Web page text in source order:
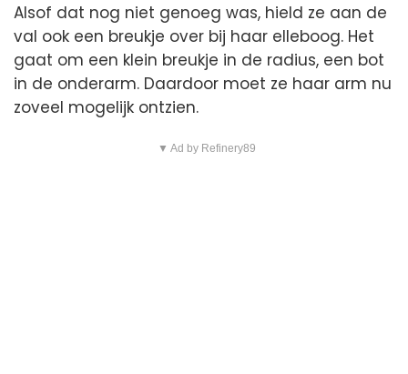
Alsof dat nog niet genoeg was, hield ze aan de
val ook een breukje over bij haar elleboog. Het
gaat om een klein breukje in de radius, een bot
in de onderarm. Daardoor moet ze haar arm nu
zoveel mogelijk ontzien.
▼ Ad by Refinery89